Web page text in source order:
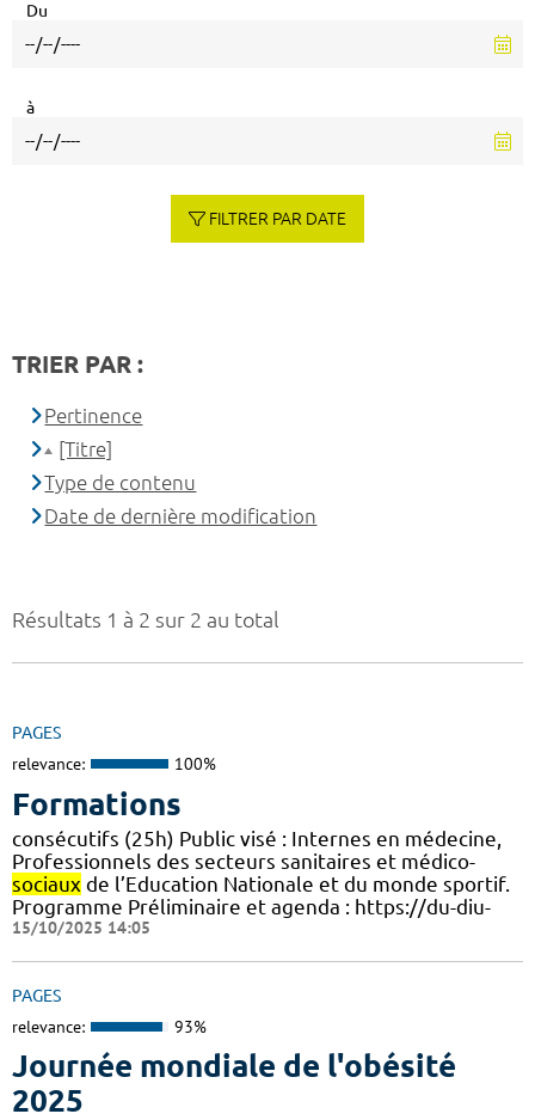
Résultats 1 à 2 sur 2 au total
PAGES
relevance: 100%
Formations
consécutifs (25h) Public visé : Internes en médecine,
Professionnels des secteurs sanitaires et médico-
sociaux de l’Education Nationale et du monde sportif.
Programme Préliminaire et agenda : https://du-diu-
15/10/2025 14:05
PAGES
relevance: 93%
Journée mondiale de l'obésité
2025
Du
à
FILTRER PAR DATE
TRIER PAR :
Pertinence
[Titre]
Type de contenu
Date de dernière modification